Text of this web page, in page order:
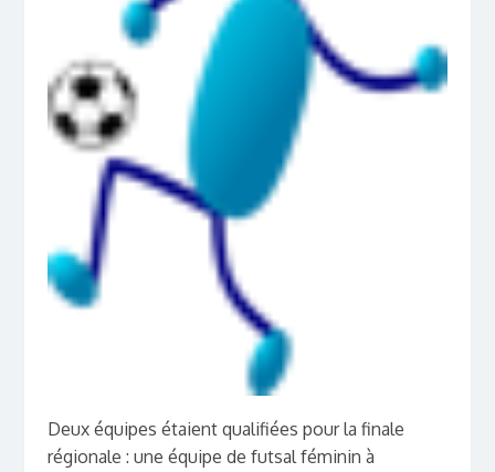
Deux équipes étaient qualifiées pour la finale
régionale : une équipe de futsal féminin à